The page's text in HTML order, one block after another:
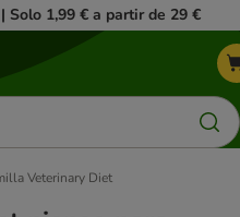
Solo 1,99 € a partir de 29 €
Veterinary Diet